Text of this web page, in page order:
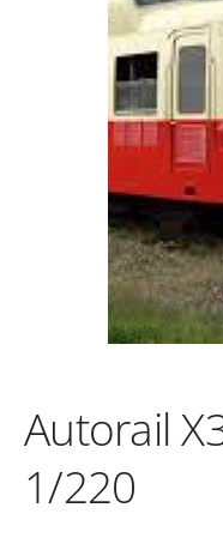
Autorail
1/220